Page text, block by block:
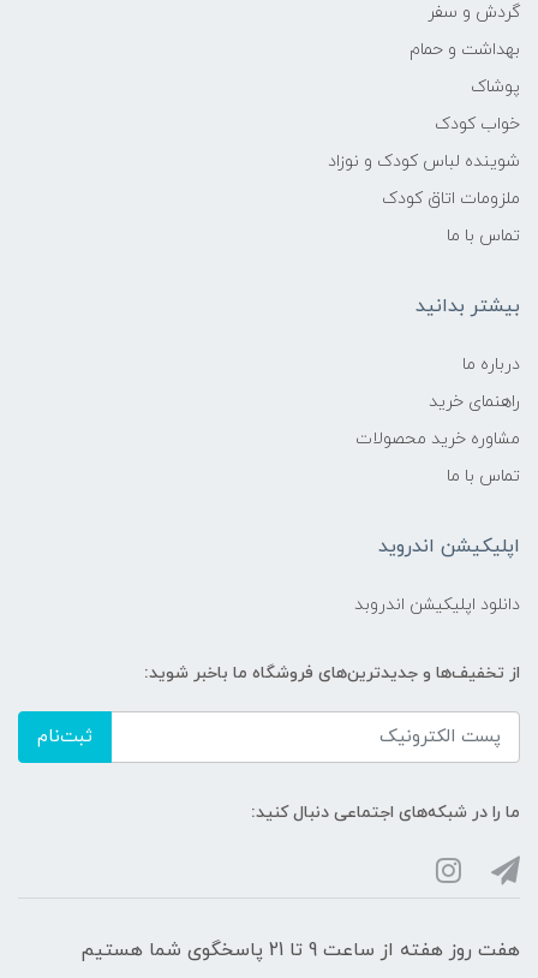
گردش و سفر
بهداشت و حمام
پوشاک
خواب کودک
شوینده لباس کودک و نوزاد
ملزومات اتاق کودک
تماس با ما
بیشتر بدانید
درباره ما
راهنمای خرید
مشاوره خرید محصولات
تماس با ما
اپلیکیشن اندروید
دانلود اپلیکیشن اندروبد
از تخفیف‌ها و جدیدترین‌های فروشگاه ما باخبر شوید:
ثبت‌نام
ما را در شبکه‌های اجتماعی دنبال کنید:
هفت روز هفته از ساعت 9 تا 21 پاسخگوی شما هستیم